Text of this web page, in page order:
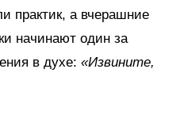
практик, а вчерашние
начинают один за
в духе: «Извините,